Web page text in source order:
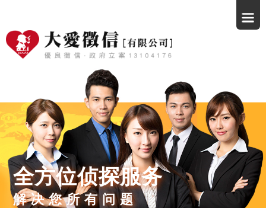
全方位侦探服务
解决您所有问题